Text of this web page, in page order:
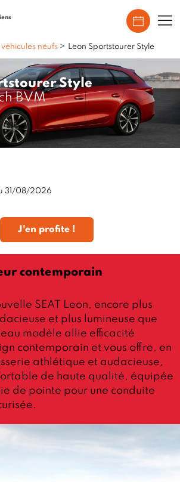
véhicules neufs > Leon Sportstourer Style
Style
BVM
31/08/2026
J'en profite !
contemporain
SEAT Leon, encore plus
et plus lumineuse que
modèle allie efficacité
contemporain et vous offre, en
athlétique et audacieuse,
de haute qualité, équipée
de pointe pour une conduite